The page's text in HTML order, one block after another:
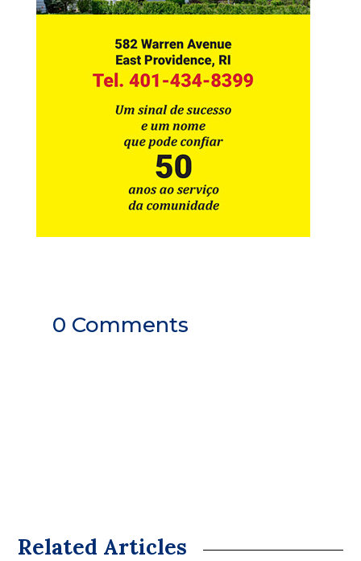
0 Comments
Related Articles